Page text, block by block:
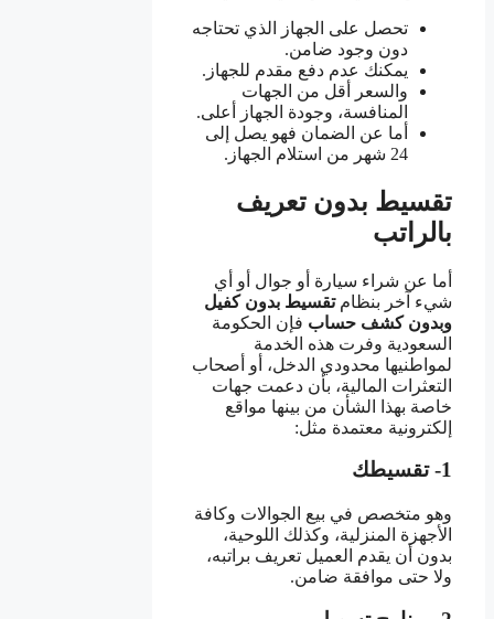
تحصل على الجهاز الذي تحتاجه
دون وجود ضامن.
يمكنك عدم دفع مقدم للجهاز.
والسعر أقل من الجهات
المنافسة، وجودة الجهاز أعلى.
أما عن الضمان فهو يصل إلى
24 شهر من استلام الجهاز.
تقسيط بدون تعريف
بالراتب
أما عن شراء سيارة أو جوال أو أي
شيء آخر بنظامتقسيط بدون كفيل
وبدون كشف حساب فإن الحكومة
السعودية وفرت هذه الخدمة
لمواطنيها محدودي الدخل، أو أصحاب
التعثرات المالية، بأن دعمت جهات
خاصة بهذا الشأن من بينها مواقع
إلكترونية معتمدة مثل:
1- تقسيطك
وهو متخصص في بيع الجوالات وكافة
الأجهزة المنزلية، وكذلك اللوحية،
بدون أن يقدم العميل تعريف براتبه،
ولا حتى موافقة ضامن.